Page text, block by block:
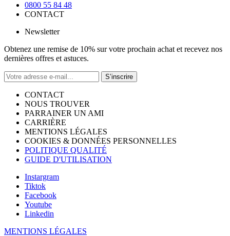
0800 55 84 48
CONTACT
Newsletter
Obtenez une remise de 10% sur votre prochain achat et recevez nos
dernières offres et astuces.
S’inscrire
CONTACT
NOUS TROUVER
PARRAINER UN AMI
CARRIÈRE
MENTIONS LÉGALES
COOKIES & DONNÉES PERSONNELLES
POLITIQUE QUALITÉ
GUIDE D'UTILISATION
Instargram
Tiktok
Facebook
Youtube
Linkedin
MENTIONS LÉGALES